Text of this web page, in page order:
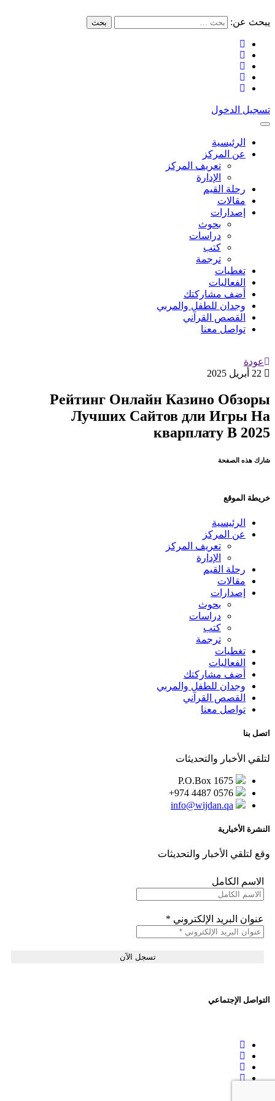
يبحث عن: بحث
تسجيل الدخول
الرئيسية
عن المركز
تعريف المركز
الإدارة
رحلة القيم
مقالات
إصدارات
بحوث
دراسات
كتب
ترجمة
تغطيات
الفعاليات
أضف مشاركتك
وجدان للطفل والمربي
القصص القرآني
تواصل معنا
عودة
Рейтинг Онлайн Казино Обзоры
Лучших Сайтов дли Игры На
кварплату В 2025
شارك هذه الصفحة
خريطة الموقع
الرئيسية
عن المركز
تعريف المركز
الإدارة
رحلة القيم
مقالات
إصدارات
بحوث
دراسات
كتب
ترجمة
تغطيات
الفعاليات
أضف مشاركتك
وجدان للطفل والمربي
القصص القرآني
تواصل معنا
اتصل بنا
لتلقي الأخبار والتحديثات
P.O.Box 1675
+974 4487 0576
info@wijdan.qa
النشرة الأخبارية
وقع لتلقي الأخبار والتحديثات
الاسم الكامل
عنوان البريد الإلكتروني *
التواصل الإجتماعي